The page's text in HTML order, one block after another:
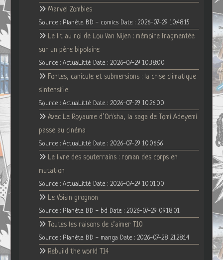
Marvel Zombies
Source : Planète BD - comics Date : 2026-07-29 10:48:15
Le lit au roi de Lou Van Nijen : mémoire fragmentée
sur un père bipolaire
Source : ActuaLitté Date : 2026-07-29 10:38:00
Fontes, canicule et submersions : la crise climatique
s'intensifie
Source : ActuaLitté Date : 2026-07-29 10:26:00
Avec Le Royaume d’Orïsha, la saga de Tomi Adeyemi
passe au cinéma
Source : ActuaLitté Date : 2026-07-29 10:06:56
Le livre des souterrains : roman des corps en
mutation
Source : ActuaLitté Date : 2026-07-29 10:01:00
Le Voisin grognon
Source : Planète BD - bd Date : 2026-07-29 09:18:01
Toutes les raisons de s’aimer T10
Source : Planète BD - manga Date : 2026-07-28 21:28:14
Rebuild the world T14